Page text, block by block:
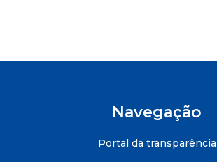
Navegação
Portal da transparência